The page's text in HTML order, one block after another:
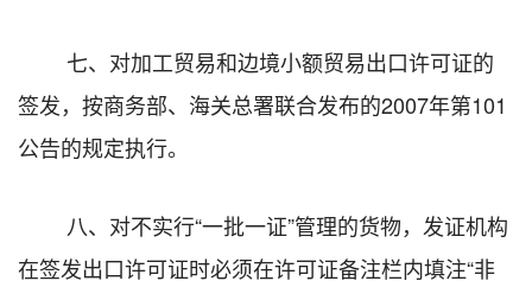
七、对加工贸易和边境小额贸易出口许可证的
签发，按商务部、海关总署联合发布的2007年第101
公告的规定执行。
八、对不实行“一批一证”管理的货物，发证机构
在签发出口许可证时必须在许可证备注栏内填注“非